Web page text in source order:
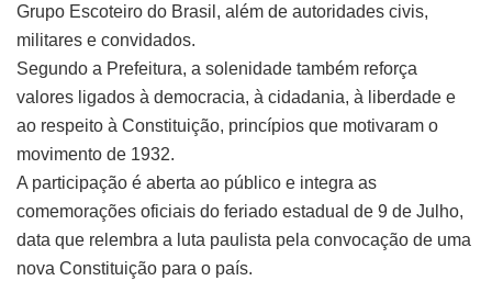
Grupo Escoteiro do Brasil, além de autoridades civis,
militares e convidados.
Segundo a Prefeitura, a solenidade também reforça
valores ligados à democracia, à cidadania, à liberdade e
ao respeito à Constituição, princípios que motivaram o
movimento de 1932.
A participação é aberta ao público e integra as
comemorações oficiais do feriado estadual de 9 de Julho,
data que relembra a luta paulista pela convocação de uma
nova Constituição para o país.